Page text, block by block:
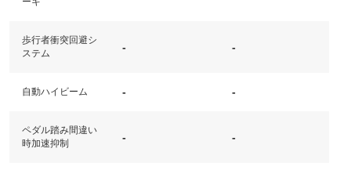
歩行者衝突回避シ
ステム
- -
自動ハイビーム - -
ペダル踏み間違い
時加速抑制
- -